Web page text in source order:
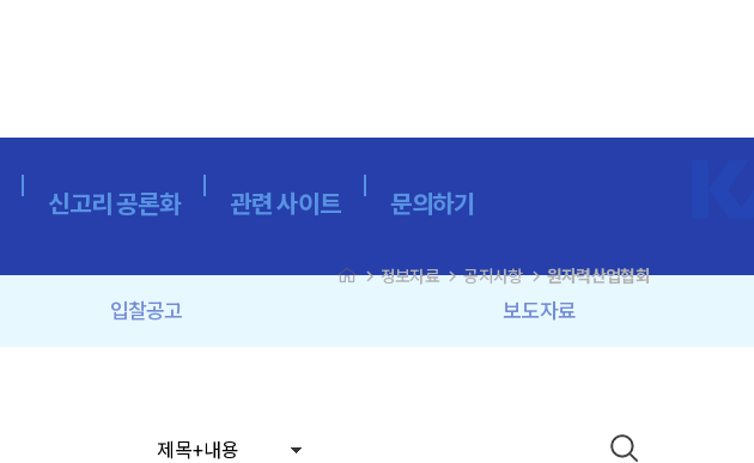
신고리 공론화 관련 사이트 문의하기
입찰공고 보도자료
navigate_next정보자료navigate_next공지사항navigate_next원자력산업협회